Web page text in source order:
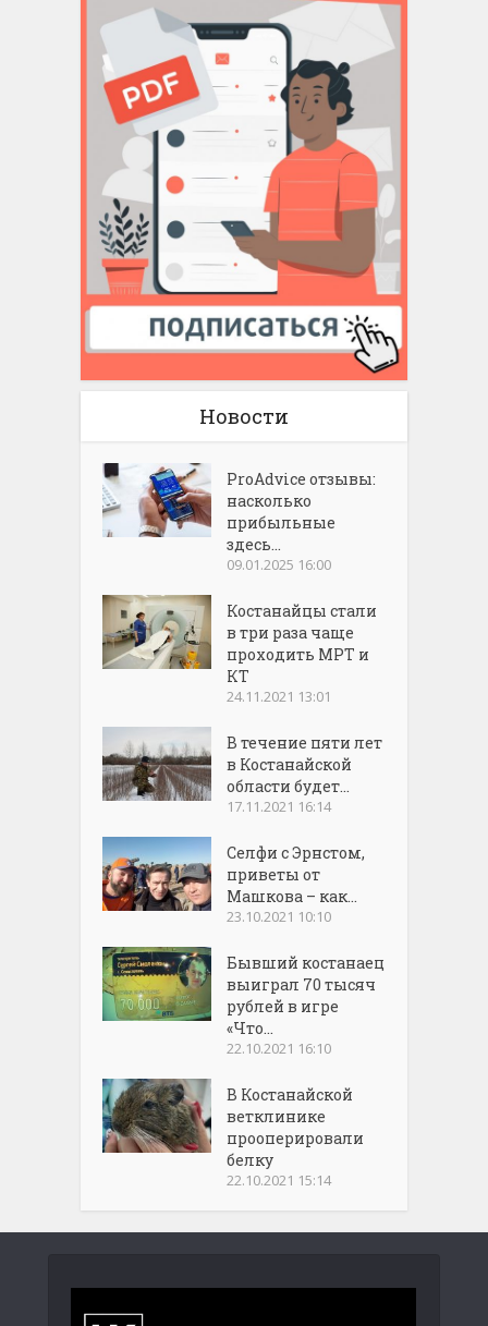
Новости
ProAdvice отзывы:
насколько
прибыльные
здесь...
09.01.2025 16:00
Костанайцы стали
в три раза чаще
проходить МРТ и
КТ
24.11.2021 13:01
В течение пяти лет
в Костанайской
области будет...
17.11.2021 16:14
Селфи с Эрнстом,
приветы от
Машкова – как...
23.10.2021 10:10
Бывший костанаец
выиграл 70 тысяч
рублей в игре
«Что...
22.10.2021 16:10
В Костанайской
ветклинике
прооперировали
белку
22.10.2021 15:14